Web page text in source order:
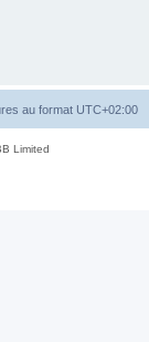
au format UTC+02:00
Limited